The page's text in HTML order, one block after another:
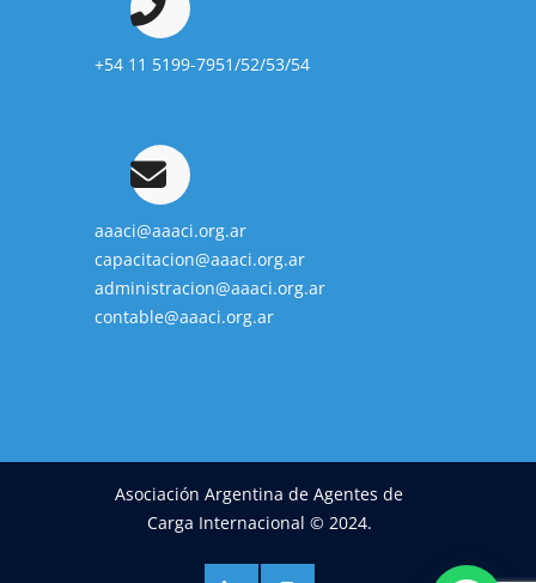
+54 11 5199-7951/52/53/54
aaaci@aaaci.org.ar
capacitacion@aaaci.org.ar
administracion@aaaci.org.ar
contable@aaaci.org.ar
Asociación Argentina de Agentes de
Carga Internacional © 2024.